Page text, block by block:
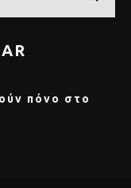
πόνο στο